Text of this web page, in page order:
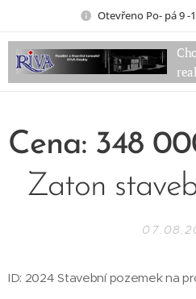
Otevřeno Po- pá 9
Cena: 348
Zaton
ID: 2024 Stavební pozemek na